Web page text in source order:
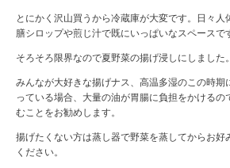
とにかく沢山買うから冷蔵庫が大変です。日々
膳シロップや煎じ汁で既にいっぱいなスペースで
そろそろ限界なので夏野菜の揚げ浸しにしました。
みんなが大好きな揚げナス、高温多湿のこの時期
っている場合、大量の油が胃腸に負担をかけるの
むことをお勧めします。
揚げたくない方は蒸し器で野菜を蒸してからお好
ください。